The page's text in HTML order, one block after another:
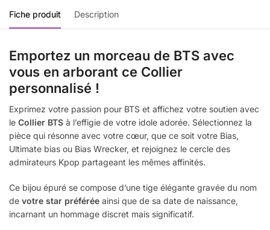
Fiche produit Description
Emportez un morceau de BTS avec
vous en arborant ce Collier
personnalisé !
Exprimez votre passion pour BTS et affichez votre soutien avec
le Collier BTS à l’effigie de votre idole adorée. Sélectionnez la
pièce qui résonne avec votre cœur, que ce soit votre Bias,
Ultimate bias ou Bias Wrecker, et rejoignez le cercle des
admirateurs Kpop partageant les mêmes affinités.
Ce bijou épuré se compose d’une tige élégante gravée du nom
de votre star préférée ainsi que de sa date de naissance,
incarnant un hommage discret mais significatif.